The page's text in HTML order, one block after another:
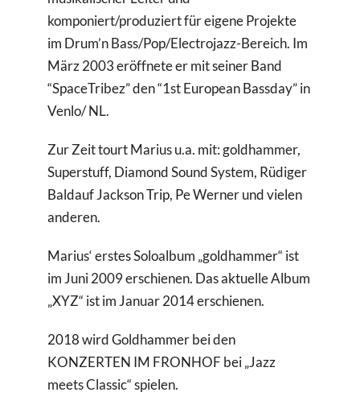
komponiert/produziert für eigene Projekte
im Drum’n Bass/Pop/Electrojazz-Bereich. Im
März 2003 eröffnete er mit seiner Band
“SpaceTribez” den “1st European Bassday” in
Venlo/ NL.
Zur Zeit tourt Marius u.a. mit: goldhammer,
Superstuff, Diamond Sound System, Rüdiger
Baldauf Jackson Trip, Pe Werner und vielen
anderen.
Marius‘ erstes Soloalbum „goldhammer“ ist
im Juni 2009 erschienen. Das aktuelle Album
„XYZ“ ist im Januar 2014 erschienen.
2018 wird Goldhammer bei den
KONZERTEN IM FRONHOF bei „Jazz
meets Classic“ spielen.